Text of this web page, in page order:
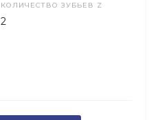
КОЛИЧЕСТВО ЗУБЬЕВ Z
2